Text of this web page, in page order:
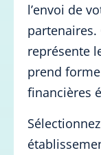
l’envoi de
représente
prend
financières